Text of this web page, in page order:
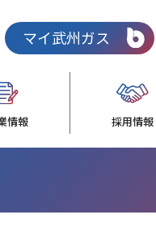
マイ武州ガス
情報 採用情報